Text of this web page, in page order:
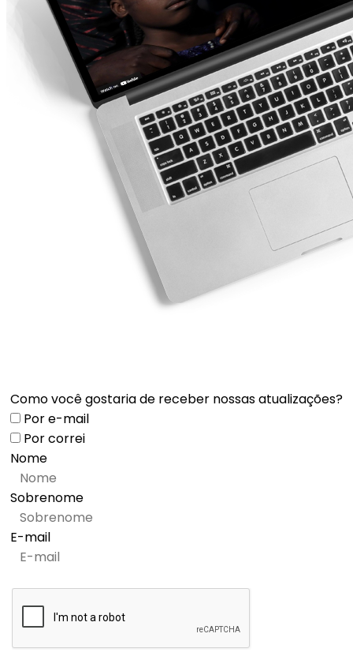
Como você gostaria de receber nossas atualizações?
Por e-mail
Por correi
Nome
Sobrenome
E-mail